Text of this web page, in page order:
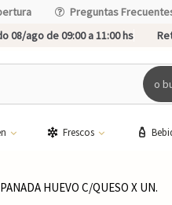
Preguntas
08/ago de 09:00 a 11:00 hs
o
Frescos
HUEVO C/QUESO X UN.